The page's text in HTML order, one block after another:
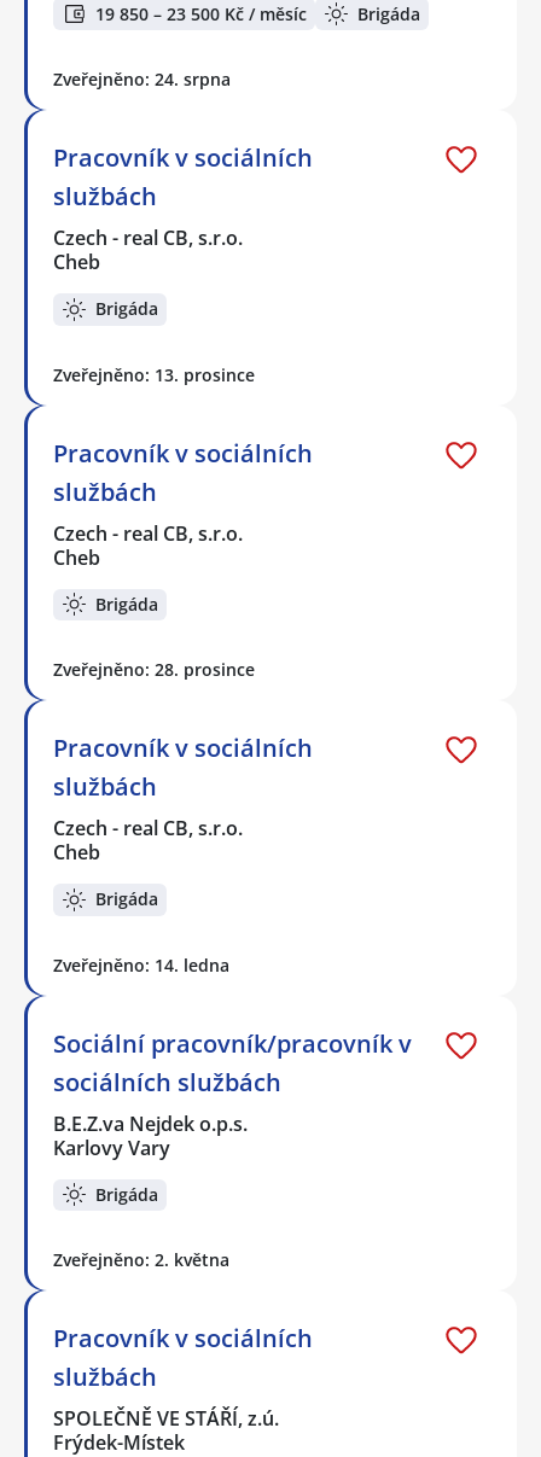
19 850 – 23 500 Kč / měsíc Brigáda
Zveřejněno: 24. srpna
Pracovník v sociálních
službách
Czech - real CB, s.r.o.
Cheb
Brigáda
Zveřejněno: 13. prosince
Pracovník v sociálních
službách
Czech - real CB, s.r.o.
Cheb
Brigáda
Zveřejněno: 28. prosince
Pracovník v sociálních
službách
Czech - real CB, s.r.o.
Cheb
Brigáda
Zveřejněno: 14. ledna
Sociální pracovník/pracovník v
sociálních službách
B.E.Z.va Nejdek o.p.s.
Karlovy Vary
Brigáda
Zveřejněno: 2. května
Pracovník v sociálních
službách
SPOLEČNĚ VE STÁŘÍ, z.ú.
Frýdek-Místek